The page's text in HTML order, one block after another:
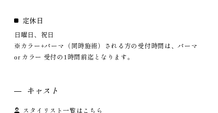
定休日
日曜日、祝日
※カラー+パーマ（同時施術）される方の受付時間は、パーマ
or カラー 受付の1時間前迄となります。
キャスト
スタイリスト一覧はこちら